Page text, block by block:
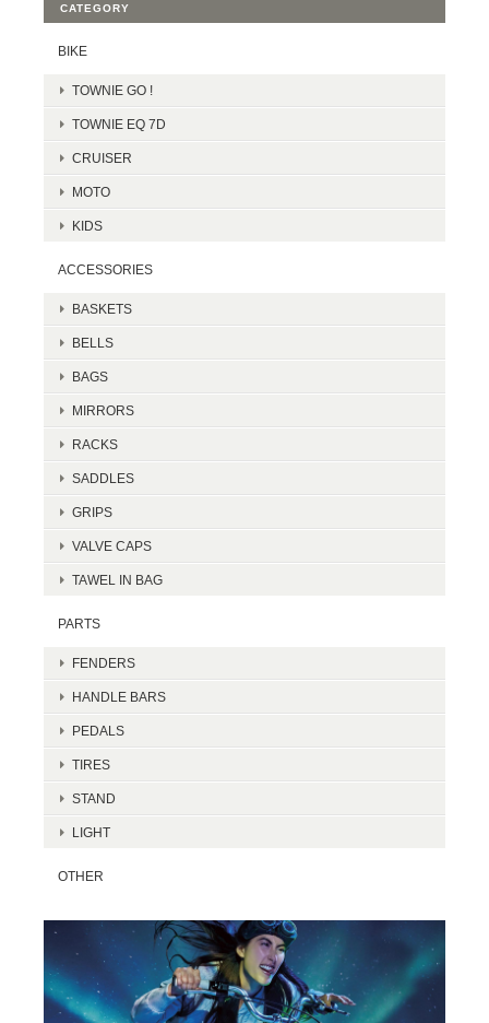
CATEGORY
BIKE
TOWNIE GO !
TOWNIE EQ 7D
CRUISER
MOTO
KIDS
ACCESSORIES
BASKETS
BELLS
BAGS
MIRRORS
RACKS
SADDLES
GRIPS
VALVE CAPS
TAWEL IN BAG
PARTS
FENDERS
HANDLE BARS
PEDALS
TIRES
STAND
LIGHT
OTHER